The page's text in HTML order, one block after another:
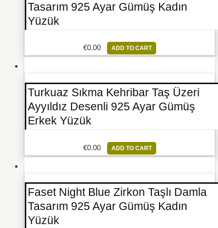
Tasarım 925 Ayar Gümüş Kadın
Yüzük
€0.00 ADD TO CART
Turkuaz Sıkma Kehribar Taş Üzeri
Ayyıldız Desenli 925 Ayar Gümüş
Erkek Yüzük
€0.00 ADD TO CART
Faset Night Blue Zirkon Taşlı Damla
Tasarım 925 Ayar Gümüş Kadın
Yüzük